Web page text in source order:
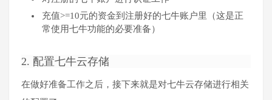
充值>=10元的资金到注册好的七牛账户里（这是正
常使用七牛功能的必要准备）
2. 配置七牛云存储
在做好准备工作之后，接下来就是对七牛云存储进行相关